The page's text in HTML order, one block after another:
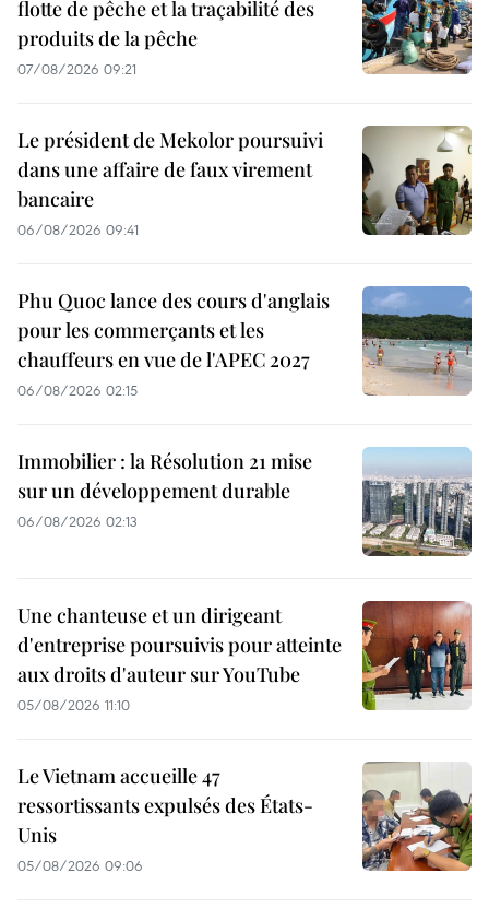
flotte de pêche et la traçabilité des
produits de la pêche
07/08/2026 09:21
Le président de Mekolor poursuivi
dans une affaire de faux virement
bancaire
06/08/2026 09:41
Phu Quoc lance des cours d'anglais
pour les commerçants et les
chauffeurs en vue de l'APEC 2027
06/08/2026 02:15
Immobilier : la Résolution 21 mise
sur un développement durable
06/08/2026 02:13
Une chanteuse et un dirigeant
d'entreprise poursuivis pour atteinte
aux droits d'auteur sur YouTube
05/08/2026 11:10
Le Vietnam accueille 47
ressortissants expulsés des États-
Unis
05/08/2026 09:06